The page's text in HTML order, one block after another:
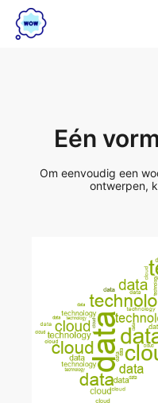
Eén
Om eenvoudig een
ontwerpen,